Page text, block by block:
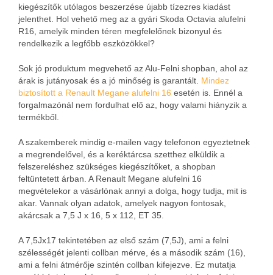
kiegészítők utólagos beszerzése újabb tízezres kiadást
jelenthet. Hol vehető meg az a gyári Skoda Octavia alufelni
R16, amelyik minden téren megfelelőnek bizonyul és
rendelkezik a legfőbb eszközökkel?
Sok jó produktum megvehető az Alu-Felni shopban, ahol az
árak is jutányosak és a jó minőség is garantált. Mindez
biztosított a Renault Megane alufelni 16 esetén is. Ennél a
forgalmazónál nem fordulhat elő az, hogy valami hiányzik a
termékből.
A szakemberek mindig e-mailen vagy telefonon egyeztetnek
a megrendelővel, és a keréktárcsa szetthez elküldik a
felszereléshez szükséges kiegészítőket, a shopban
feltüntetett árban. A Renault Megane alufelni 16
megvételekor a vásárlónak annyi a dolga, hogy tudja, mit is
akar. Vannak olyan adatok, amelyek nagyon fontosak,
akárcsak a 7,5 J x 16, 5 x 112, ET 35.
A 7,5Jx17 tekintetében az első szám (7,5J), ami a felni
szélességét jelenti collban mérve, és a második szám (16),
ami a felni átmérője szintén collban kifejezve. Ez mutatja